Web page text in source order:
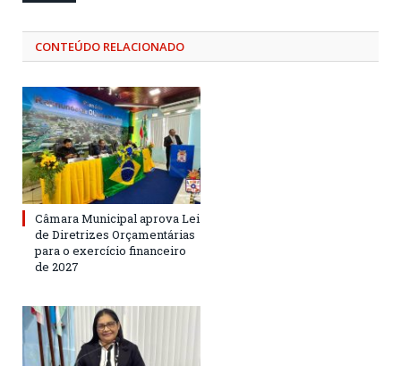
CONTEÚDO RELACIONADO
Câmara Municipal aprova Lei
de Diretrizes Orçamentárias
para o exercício financeiro
de 2027